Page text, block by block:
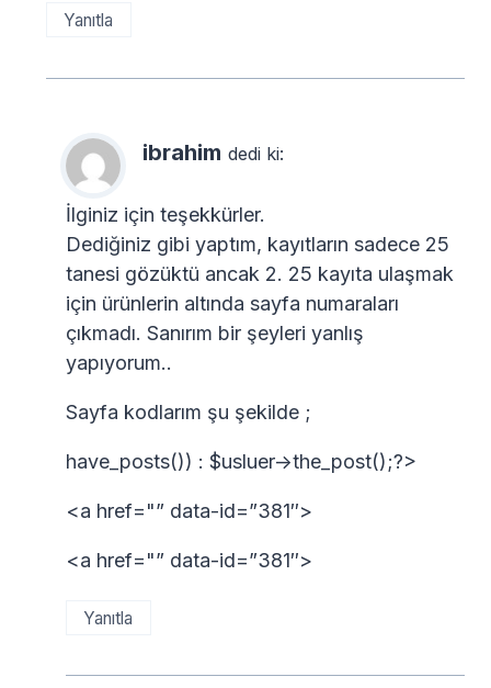
Yanıtla
ibrahim dedi ki:
İlginiz için teşekkürler.
Dediğiniz gibi yaptım, kayıtların sadece 25
tanesi gözüktü ancak 2. 25 kayıta ulaşmak
için ürünlerin altında sayfa numaraları
çıkmadı. Sanırım bir şeyleri yanlış
yapıyorum..
Sayfa kodlarım şu şekilde ;
have_posts()) : $usluer->the_post();?>
<a href="” data-id=”381″>
<a href="” data-id=”381″>
Yanıtla